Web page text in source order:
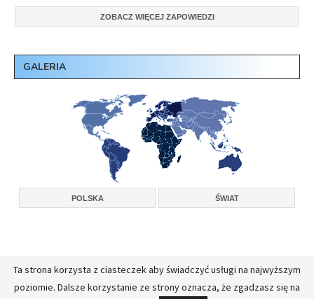
ZOBACZ WIĘCEJ ZAPOWIEDZI
GALERIA
POLSKA ŚWIAT
Copyright © 2026, Konferencja Wyższych Przełożonych Zakonów Męskich w
Polsce.
Ta strona korzysta z ciasteczek aby świadczyć usługi na najwyższym
poziomie. Dalsze korzystanie ze strony oznacza, że zgadzasz się na